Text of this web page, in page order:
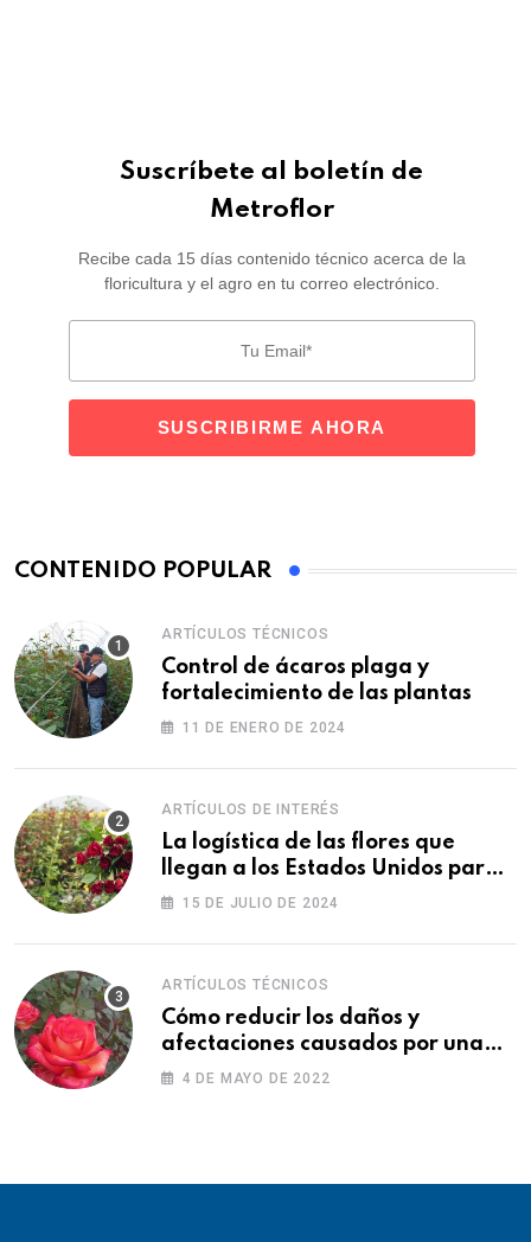
Suscríbete al boletín de
Metroflor
Recibe cada 15 días contenido técnico acerca de la
floricultura y el agro en tu correo electrónico.
CONTENIDO POPULAR
ARTÍCULOS TÉCNICOS
Control de ácaros plaga y
fortalecimiento de las plantas
11 DE ENERO DE 2024
ARTÍCULOS DE INTERÉS
La logística de las flores que
llegan a los Estados Unidos para
las fiestas
15 DE JULIO DE 2024
ARTÍCULOS TÉCNICOS
Cómo reducir los daños y
afectaciones causados por una
fitotoxicidad
4 DE MAYO DE 2022